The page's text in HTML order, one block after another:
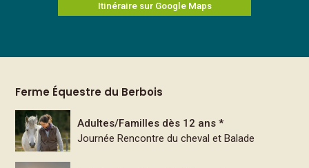
Itinéraire sur Google Maps
Ferme Équestre du Berbois
Adultes/Familles dès 12 ans *
Journée Rencontre du cheval et Balade